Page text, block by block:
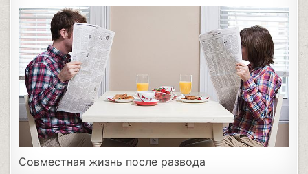
Совместная жизнь после развода